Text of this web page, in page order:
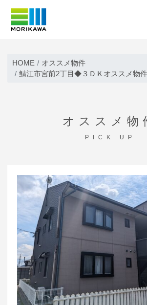
contentHOME
オススメ物件
鯖江市宮前2丁目◆３ＤＫオススメ物
オススメ物
PICK UP